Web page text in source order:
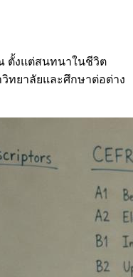
ตั้งแต่สนทนาในชีวิต
ทยาลัยและศึกษาต่อต่าง